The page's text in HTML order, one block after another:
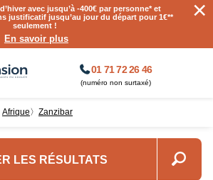
avec jusqu’à-400€ par personne* et
justificatif jusqu’au jour du départ pour 1€**
seulement !
En savoir plus
×
01 71 72 26 46
(numéro non surtaxé)
Afrique 〉 Zanzibar
LES RÉSULTATS